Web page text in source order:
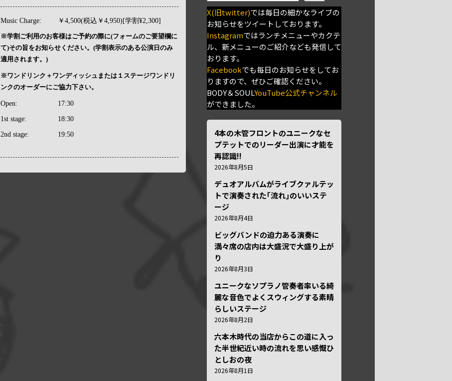
Music Charge: ￥4,500(税込￥4,950)[学割¥2,300]
※学割ご利用のお客様はご予約の際に(フォームのご要望欄に
て)その旨をお知らせください。(学割表示のある公演日のみ
適用されます。)
※ワンドリンク＋ワンディッシュまたは１ステージワンドリ
ンクのオーダーにご協力下さい。
Open: 17:30
1st stage: 18:30
2nd stage: 19:50
X(旧twitter)では毎日の細かなライブの
お知らせをツイートしております。
Instagramではランチメニューやカクテ
ル、新メニューのご紹介なども発信して
おります。
Facebookでも毎日のお知らせをしてお
りますので、ぜひご確認ください。
BODY＆SOULYouTube公式チャンネル
ができました。
4本の木管フロントのユニークなセ
プテットでのリーダー出演に才能を
再認識!!
2026年8月5日
デュオアルバムがライブクァルテッ
トで演奏された｢流れ｣のいいステ
ージ
2026年8月4日
ビッグバンドの迫力ある演奏に
満々席の店内は大盛況で大盛り上が
り
2026年8月3日
ユニークなソプラノ管奏者率いる綺
麗な音色でよくスウィングする素晴
らしいステージ
2026年8月2日
六本木時代の当店からこの道に入っ
た半世紀近い時の流れを思い感慨ひ
としおの夜
2026年8月1日